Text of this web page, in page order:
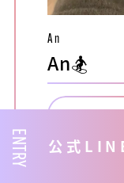
An
An🏂
配信ルー
ENTRY 公式